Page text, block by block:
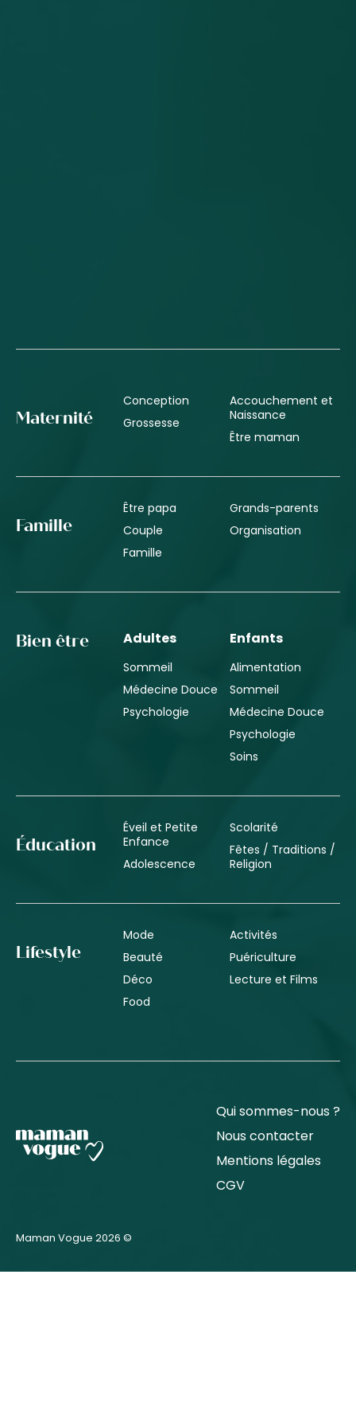
Maternité
Conception
Grossesse
Accouchement et
Naissance
Être maman
Famille
Être papa
Couple
Famille
Grands-parents
Organisation
Bien être Adultes
Sommeil
Médecine Douce
Psychologie
Enfants
Alimentation
Sommeil
Médecine Douce
Psychologie
Soins
Éducation
Éveil et Petite
Enfance
Adolescence
Scolarité
Fêtes / Traditions /
Religion
Lifestyle
Mode
Beauté
Déco
Food
Activités
Puériculture
Lecture et Films
Qui sommes-nous ?
Nous contacter
Mentions légales
CGV
Maman Vogue 2026 ©